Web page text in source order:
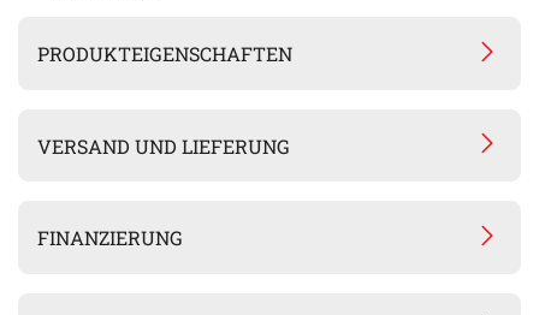
PRODUKTEIGENSCHAFTEN
VERSAND UND LIEFERUNG
FINANZIERUNG